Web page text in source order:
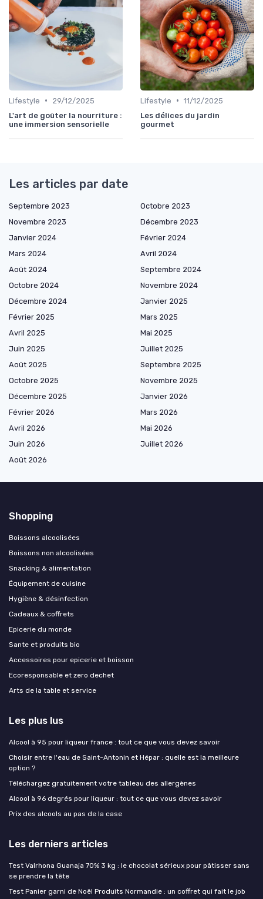
Lifestyle •
29/12/2025
L'art de goûter la nourriture :
une immersion sensorielle
Lifestyle • 11/12/2025
Les délices du jardin
gourmet
Les articles par date
Septembre 2023
Octobre 2023
Novembre 2023
Décembre 2023
Janvier 2024
Février 2024
Mars 2024
Avril 2024
Août 2024
Septembre 2024
Octobre 2024
Novembre 2024
Décembre 2024
Janvier 2025
Février 2025
Mars 2025
Avril 2025
Mai 2025
Juin 2025
Juillet 2025
Août 2025
Septembre 2025
Octobre 2025
Novembre 2025
Décembre 2025
Janvier 2026
Février 2026
Mars 2026
Avril 2026
Mai 2026
Juin 2026
Juillet 2026
Août 2026
Shopping
Boissons alcoolisées
Boissons non alcoolisées
Snacking & alimentation
Équipement de cuisine
Hygiène & désinfection
Cadeaux & coffrets
Epicerie du monde
Sante et produits bio
Accessoires pour epicerie et boisson
Ecoresponsable et zero dechet
Arts de la table et service
Les plus lus
Alcool à 95 pour liqueur france : tout ce que vous devez savoir
Choisir entre l'eau de Saint-Antonin et Hépar : quelle est la meilleure
option ?
Téléchargez gratuitement votre tableau des allergènes
Alcool à 96 degrés pour liqueur : tout ce que vous devez savoir
Prix des alcools au pas de la case
Les derniers articles
Test Valrhona Guanaja 70% 3 kg : le chocolat sérieux pour pâtisser sans
se prendre la tête
Test Panier garni de Noël Produits Normandie : un coffret qui fait le job